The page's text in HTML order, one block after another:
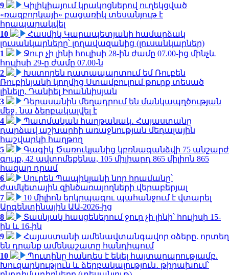
9
Կիլիկիայում կրակոցներով ուղեկցված
«ռազբորկայի» բացառիկ տեսանյութ է
հրապարակվել
10
Հասմիկ Կարապետյանի համարձակ
լուսանկարները՝ լողավազանից (լուսանկարներ)
1
Ջուր չի լինի հուլիսի 28-ին ժամը 07.00-ից մինչև
հուլիսի 29-ը ժամը 07.00-ն
2
Խստորեն դատապարտում եմ Ռուբեն
Ռուբինյանի կողմից Ստամբուլում թուրք տեսած
լինելը. Դանիել Իոաննիսյան
3
Դերասանին մեղադրում են մանկապղծության
մեջ․ նա ձերբակալվել է
4
Պատմական հաղթանակ․ Հայաստանը
դարձավ աշխարհի առաջնության մեդալային
հաշվարկի հաղթող
5
Գագիկ Ծառուկյանից կբռնագանձվի 75 անշարժ
գույք, 42 ավտոմեքենա, 105 միլիարդ 865 միլիոն 865
հազար դրամ
6
Սուրեն Պապիկյանի նոր հրամանը՝
ժամկետային զինծառայողների վերաբերյալ
7
10 միլիոն երկրպագու պահանջում է վտարել
Արգենտինային ԱԱ-2026-ից
8
Տասնյակ հասցեներում ջուր չի լինի՝ հուլիսի 15-
ին և 16-ին
9
Հայաստանի ամենավտանգավոր օձերը. որտեղ
են դրանք ամենաշատը հանդիպում
10
Պուտինը հանդես է եկել հայտարարությամբ.
Խուզարկություն և ձերբակալություն․ թիրախում՝